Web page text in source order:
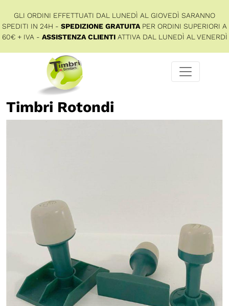
GLI ORDINI EFFETTUATI DAL LUNEDÌ AL GIOVEDÌ SARANNO
SPEDITI IN 24H - SPEDIZIONE GRATUITA PER ORDINI SUPERIORI A
60€ + IVA - ASSISTENZA CLIENTIATTIVA DAL LUNEDÌ AL VENERDÌ
Timbri Rotondi